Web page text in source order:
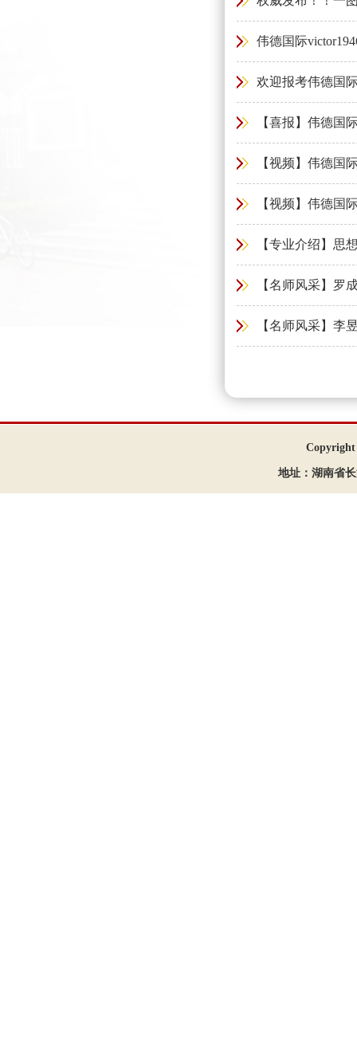
伟德国际
欢迎报考伟德国
【喜报】伟德国
【视频】伟德国
【视频】伟德国
【专业介绍】思
【名师风采】罗
【名师风采】李
Copyright
地址：湖南省